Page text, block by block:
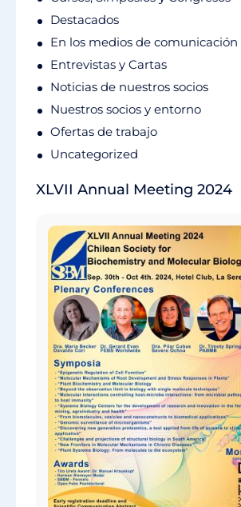
Destacados
En los medios de comunicación
Entrevistas y Cartas
Noticias de nuestros socios
Nuestros socios y entorno
Ofertas de trabajo
Uncategorized
XLVII Annual Meeting 2024